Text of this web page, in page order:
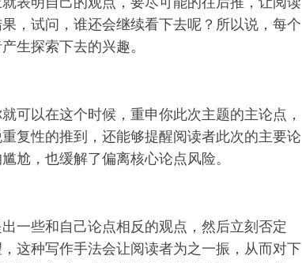
，试问，谁还会继续看下去呢？所以说，每个
生探索下去的兴趣。
可以在这个时候，重申你此次主题的主论点，
复性的推到，还能够提醒阅读者此次的主要论
尬，也缓解了偏离核心论点风险。
一些和自己论点相反的观点，然后立刻否定
这种写作手法会让阅读者为之一振，从而对下